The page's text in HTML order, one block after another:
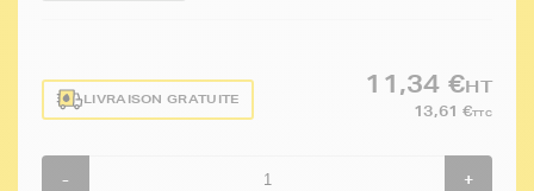
LIVRAISON GRATUITE
11,34 €HT
13,61 €TTC
- +